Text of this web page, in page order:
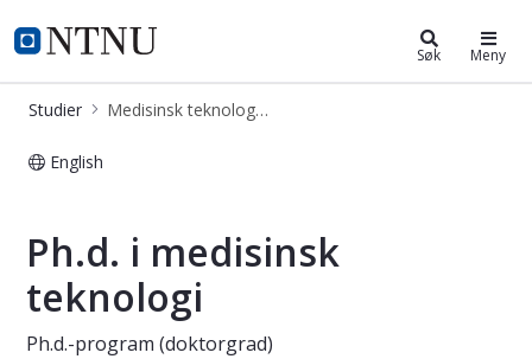
NTNU Hjemmeside
Medisinsk teknologi (PHMEDT)
Søk Meny
Studier Medisinsk teknologi (PHMEDT)
English
Ph.d. i medisinsk
teknologi
Ph.d.-program (doktorgrad)